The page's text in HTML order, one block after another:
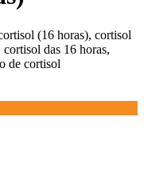
(16 horas), cortisol
das 16 horas,
de cortisol